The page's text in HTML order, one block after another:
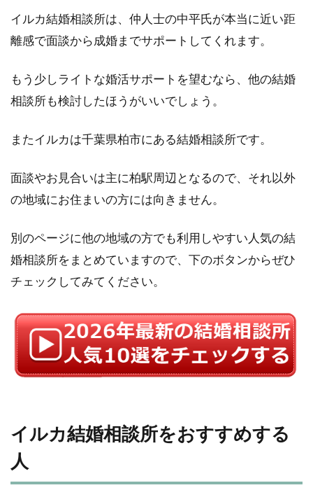
イルカ結婚相談所は、仲人士の中平氏が本当に近い距
離感で面談から成婚までサポートしてくれます。
もう少しライトな婚活サポートを望むなら、他の結婚
相談所も検討したほうがいいでしょう。
またイルカは千葉県柏市にある結婚相談所です。
面談やお見合いは主に柏駅周辺となるので、それ以外
の地域にお住まいの方には向きません。
別のページに他の地域の方でも利用しやすい人気の結
婚相談所をまとめていますので、下のボタンからぜひ
チェックしてみてください。
イルカ結婚相談所をおすすめする
人